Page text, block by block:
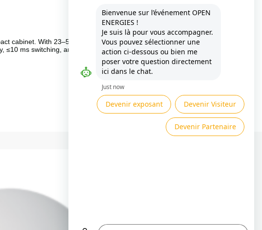
cabinet. With 23–53.7
ms switching, and IP55
Présenté par